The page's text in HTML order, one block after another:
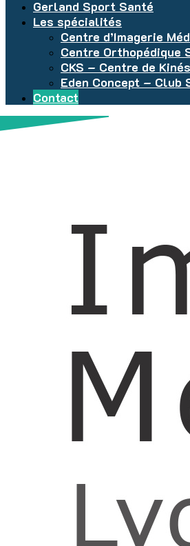
Gerland Sport Santé
Les spécialités
Centre d’Imagerie
Centre Orthopédique
CKS – Centre de
Eden Concept – Club
Contact